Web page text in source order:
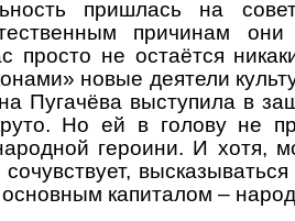
пришлась на
причинам
просто не остаётся
новые деятели
Пугачёва выступила в
Но ей в голову не
героини. И хотя,
основным капиталом –